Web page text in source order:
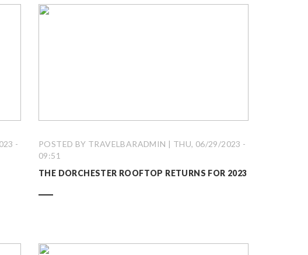
-
POSTED BY TRAVELBARADMIN | THU, 06/29/2023 -
09:51
THE DORCHESTER ROOFTOP RETURNS FOR 2023